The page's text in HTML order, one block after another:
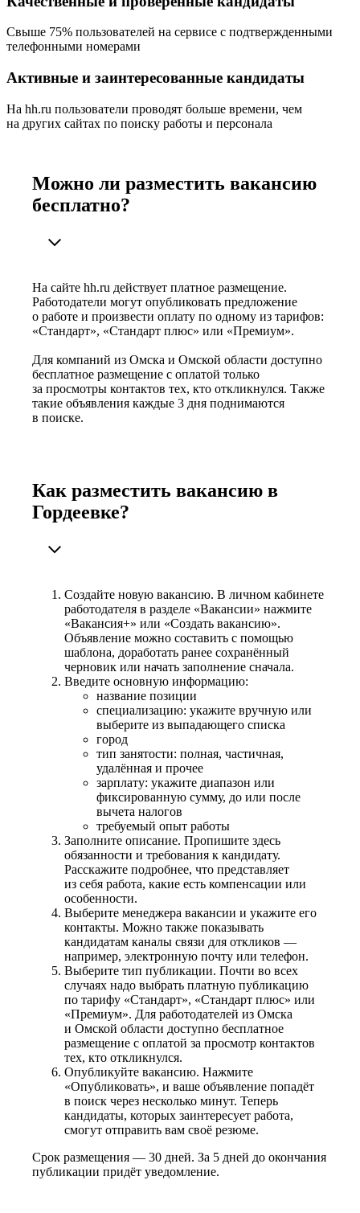
Свыше 75% пользователей на сервисе с подтвержденными
телефонными номерами
Активные и заинтересованные кандидаты
На hh.ru пользователи проводят больше времени, чем
на других сайтах по поиску работы и персонала
Можно ли разместить вакансию
бесплатно?
На сайте hh.ru действует платное размещение.
Работодатели могут опубликовать предложение
о работе и произвести оплату по одному из тарифов:
«Стандарт», «Стандарт плюс» или «Премиум».
Для компаний из Омска и Омской области доступно
бесплатное размещение с оплатой только
за просмотры контактов тех, кто откликнулся. Также
такие объявления каждые 3 дня поднимаются
в поиске.
Как разместить вакансию в
Гордеевке?
Создайте новую вакансию. В личном кабинете
работодателя в разделе «Вакансии» нажмите
«Вакансия+» или «Создать вакансию».
Объявление можно составить с помощью
шаблона, доработать ранее сохранённый
черновик или начать заполнение сначала.
Введите основную информацию:
название позиции
специализацию: укажите вручную или
выберите из выпадающего списка
город
тип занятости: полная, частичная,
удалённая и прочее
зарплату: укажите диапазон или
фиксированную сумму, до или после
вычета налогов
требуемый опыт работы
Заполните описание. Пропишите здесь
обязанности и требования к кандидату.
Расскажите подробнее, что представляет
из себя работа, какие есть компенсации или
особенности.
Выберите менеджера вакансии и укажите его
контакты. Можно также показывать
кандидатам каналы связи для откликов —
например, электронную почту или телефон.
Выберите тип публикации. Почти во всех
случаях надо выбрать платную публикацию
по тарифу «Стандарт», «Стандарт плюс» или
«Премиум». Для работодателей из Омска
и Омской области доступно бесплатное
размещение с оплатой за просмотр контактов
тех, кто откликнулся.
Опубликуйте вакансию. Нажмите
«Опубликовать», и ваше объявление попадёт
в поиск через несколько минут. Теперь
кандидаты, которых заинтересует работа,
смогут отправить вам своё резюме.
Срок размещения — 30 дней. За 5 дней до окончания
публикации придёт уведомление.